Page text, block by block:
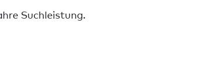
Suchleistung.